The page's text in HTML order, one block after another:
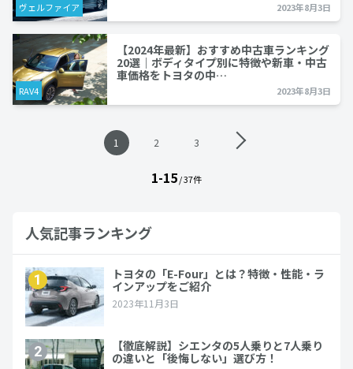
ヴェルファイア 2023年8月3日
RAV4
【2024年最新】おすすめ中古車ランキング
20選｜ボディタイプ別に特徴や新車・中古
車価格をトヨタの中…
2023年8月3日
ン
1 2 3
1-15/ 37件
人気記事ランキング